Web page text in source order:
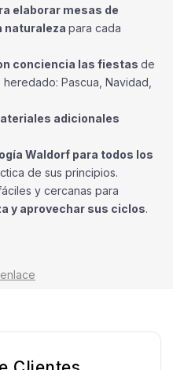
elaborar mesas de
naturaleza para cada
conciencia las fiestas de
Pascua, Navidad,
adicionales
Waldorf para todos los
de sus principios.
y cercanas para
y aprovechar sus ciclos.